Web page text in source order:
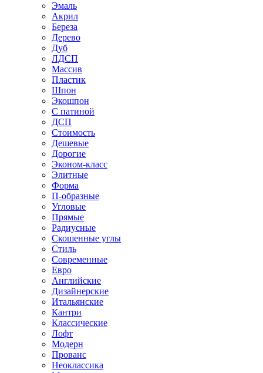
Эмаль
Акрил
Береза
Дерево
Дуб
ЛДСП
Массив
Пластик
Шпон
Экошпон
С патиной
ДСП
Стоимость
Дешевые
Дорогие
Эконом-класс
Элитные
Форма
П-образные
Угловые
Прямые
Радиусные
Скошенные углы
Стиль
Современные
Евро
Английские
Дизайнерские
Итальянские
Кантри
Классические
Лофт
Модерн
Прованс
Неоклассика